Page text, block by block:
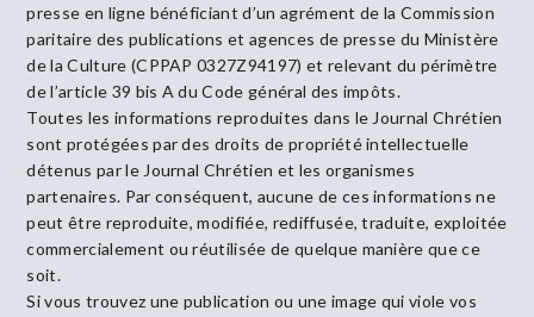
presse en ligne bénéficiant d’un agrément de la Commission
paritaire des publications et agences de presse du Ministère
de la Culture (CPPAP 0327Z94197) et relevant du périmètre
de l’article 39 bis A du Code général des impôts.
Toutes les informations reproduites dans le Journal Chrétien
sont protégées par des droits de propriété intellectuelle
détenus par le Journal Chrétien et les organismes
partenaires. Par conséquent, aucune de ces informations ne
peut être reproduite, modifiée, rediffusée, traduite, exploitée
commercialement ou réutilisée de quelque manière que ce
soit.
Si vous trouvez une publication ou une image qui viole vos